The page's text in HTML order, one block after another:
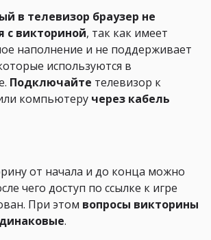
в телевизор браузер не
с викториной, так как имеет
наполнение и не поддерживает
используются в
Подключайте телевизор к
компьютеру через кабель
от начала и до конца можно
чего доступ по ссылке к игре
При этом вопросы викторины
.